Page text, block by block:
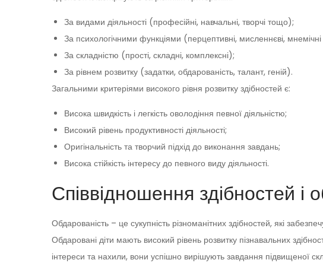
За видами діяльності (професійні, навчальні, творчі тощо);
За психологічними функціями (перцептивні, мисленнєві,
За складністю (прості, складні, комплексні);
За рівнем розвитку (задатки, обдарованість, талант, геній).
Загальними критеріями високого рівня розвитку здібностей є:
Висока швидкість і легкість оволодіння певної діяльністю;
Високий рівень продуктивності діяльності;
Оригінальність та творчий підхід до виконання завдань;
Висока стійкість інтересу до певного виду діяльності.
Співвідношення здібностей і
Обдарованість – це сукупність різноманітних здібностей, які
Обдаровані діти мають високий рівень розвитку пізнавальних
інтереси та нахили, вони успішно вирішують завдання підвищеної